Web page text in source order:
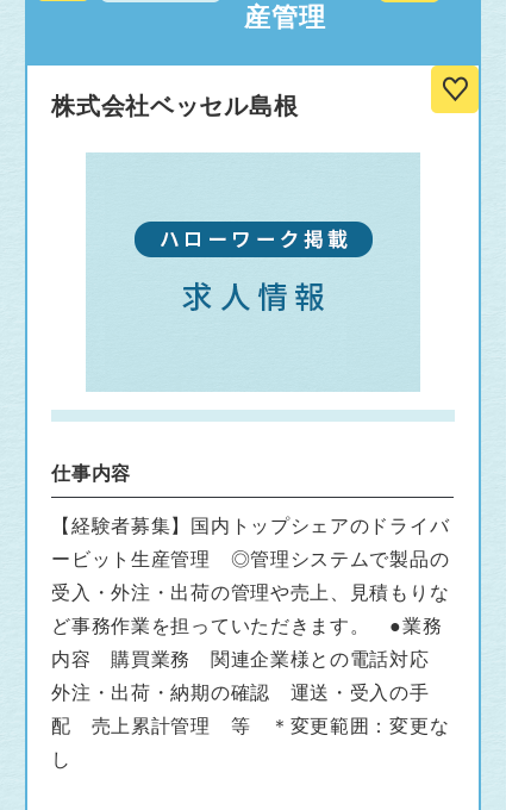
産管理
株式会社ベッセル島根
仕事内容
【経験者募集】国内トップシェアのドライバ
ービット生産管理 ◎管理システムで製品の
受入・外注・出荷の管理や売上、見積もりな
ど事務作業を担っていただきます。 ●業務
内容 購買業務 関連企業様との電話対応
外注・出荷・納期の確認 運送・受入の手
配 売上累計管理 等 ＊変更範囲：変更な
し